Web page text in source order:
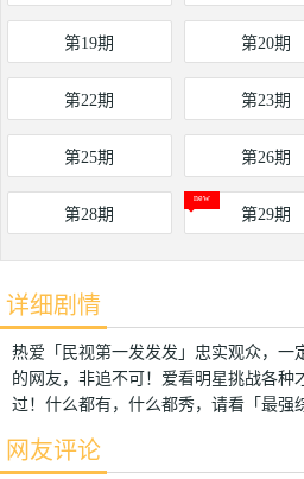
第19期 第20期
第22期 第23期
第25期 第26期
第28期 第29期
详细剧情
热爱「民视第一发发发」忠实观众，一
的网友，非追不可！爱看明星挑战各种
过！什么都有，什么都秀，请看「最强
网友评论